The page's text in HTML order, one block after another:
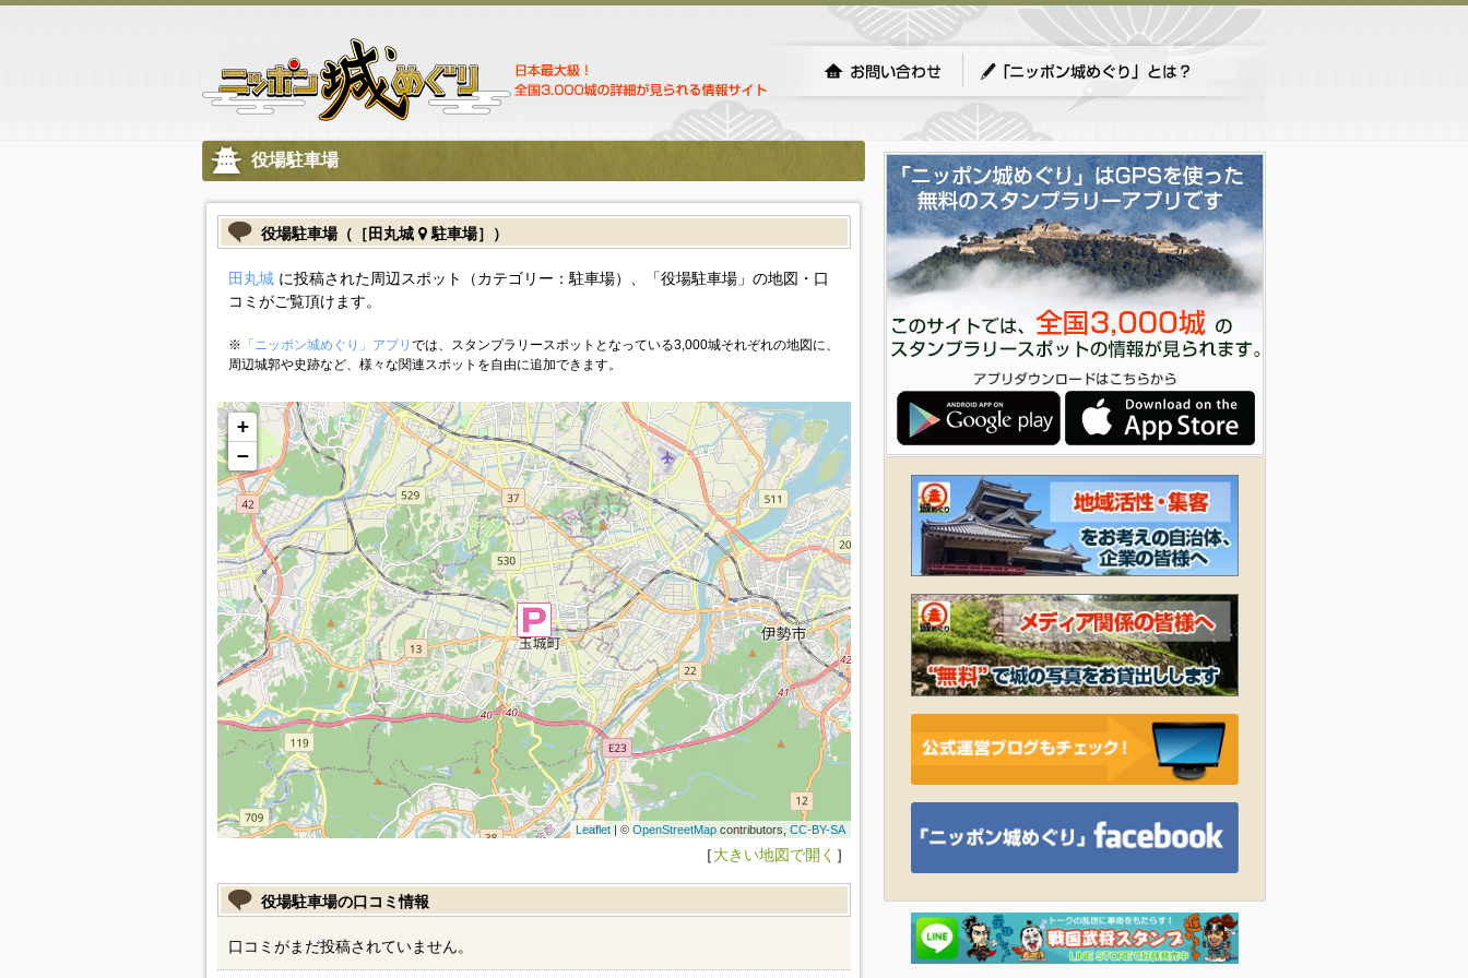
役場駐車場
役場駐車場（［田丸城 駐車場］）
田丸城に投稿された周辺スポット（カテゴリー：駐車場）、「役場駐車場」の地図・口
コミがご覧頂けます。
※ 「ニッポン城めぐり」アプリ では、スタンプラリースポットとなっている3,000城それぞれの地図に、
周辺城郭や史跡など、様々な関連スポットを自由に追加できます。
+
−
Leaflet| ©OpenStreetMapcontributors, CC-BY-SA
［大きい地図で開く ］
役場駐車場の口コミ情報
口コミがまだ投稿されていません。